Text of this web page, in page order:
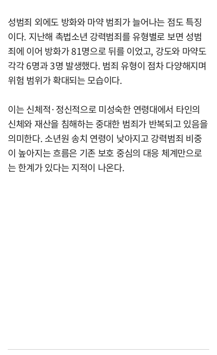
성범죄 외에도 방화와 마약 범죄가 늘어나는 점도 특징
이다. 지난해 촉법소년 강력범죄를 유형별로 보면 성범
죄에 이어 방화가 81명으로 뒤를 이었고, 강도와 마약도
각각 6명과 3명 발생했다. 범죄 유형이 점차 다양해지며
위험 범위가 확대되는 모습이다.
이는 신체적·정신적으로 미성숙한 연령대에서 타인의
신체와 재산을 침해하는 중대한 범죄가 반복되고 있음을
의미한다. 소년원 송치 연령이 낮아지고 강력범죄 비중
이 높아지는 흐름은 기존 보호 중심의 대응 체계만으로
는 한계가 있다는 지적이 나온다.